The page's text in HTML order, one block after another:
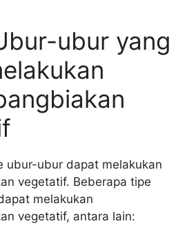
ubur yang
ubur-ubur dapat melakukan
vegetatif. Beberapa tipe
melakukan
vegetatif, antara lain: